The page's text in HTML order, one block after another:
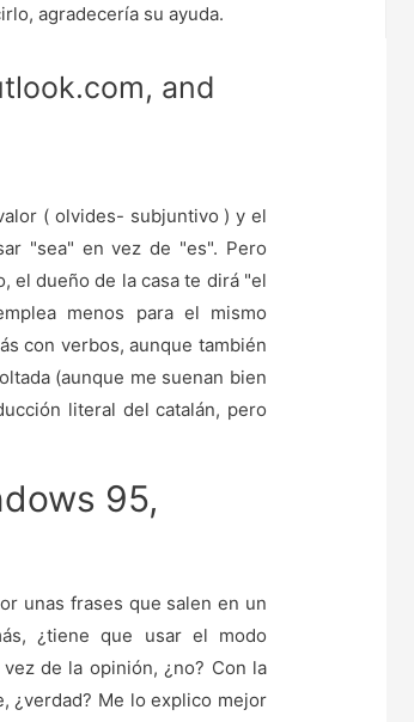
agradecería su ayuda.
and
( olvides- subjuntivo ) y el
"sea" en vez de "es". Pero
el dueño de la casa te dirá "el
menos para el mismo
con verbos, aunque también
(aunque me suenan bien
literal del catalán, pero
95,
unas frases que salen en un
¿tiene que usar el modo
de la opinión, ¿no? Con la
¿verdad? Me lo explico mejor